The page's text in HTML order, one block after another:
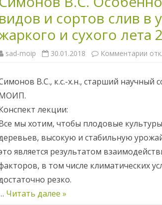
видов и сортов слив в
и сухого лета
sad-moip 30.01.2018 Комментарии к
и
о
н
о
В
С
В.С., к.с.-х.н., старший
лекции:
мы хотим, чтобы плодовые
высокую и стабильную
является результатом
в том числе климатических
резко.
Читать далее »